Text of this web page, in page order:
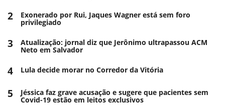
2 Exonerado por Rui, Jaques Wagner está sem foro
privilegiado
3 Atualização: jornal diz que Jerônimo ultrapassou ACM
Neto em Salvador
4 Lula decide morar no Corredor da Vitória
5 Jéssica faz grave acusação e sugere que pacientes sem
Covid-19 estão em leitos exclusivos